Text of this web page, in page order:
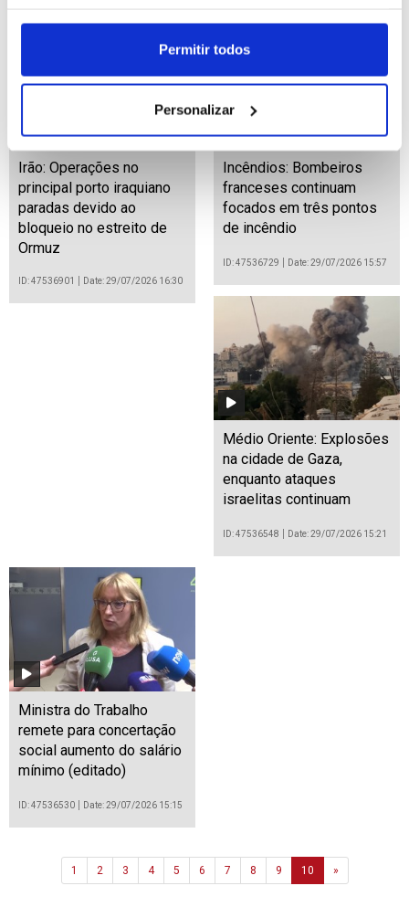
Permitir todos
Personalizar
Irão: Operações no
principal porto iraquiano
paradas devido ao
bloqueio no estreito de
Ormuz
ID: 47536901 Date: 29/07/2026 16:30
Incêndios: Bombeiros
franceses continuam
focados em três pontos
de incêndio
ID: 47536729 Date: 29/07/2026 15:57
Médio Oriente: Explosões
na cidade de Gaza,
enquanto ataques
israelitas continuam
ID: 47536548 Date: 29/07/2026 15:21
Ministra do Trabalho
remete para concertação
social aumento do salário
mínimo (editado)
ID: 47536530 Date: 29/07/2026 15:15
1 2 3 4 5 6 7 8 9 10 »Next